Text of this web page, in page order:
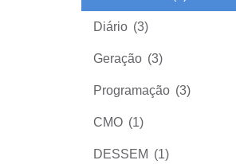
Diário (3)
Geração (3)
Programação (3)
CMO (1)
DESSEM (1)